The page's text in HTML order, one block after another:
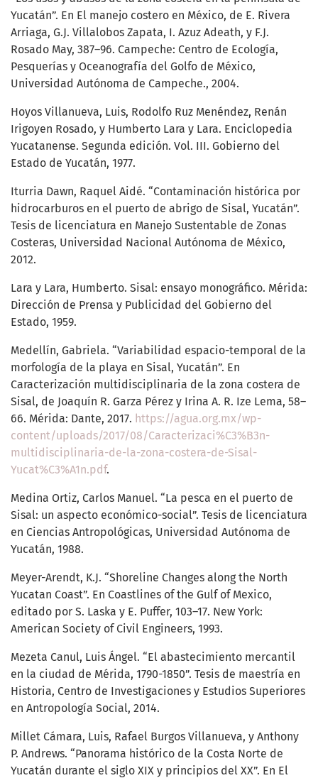
Yucatán”. En El manejo costero en México, de E. Rivera
Arriaga, G.J. Villalobos Zapata, I. Azuz Adeath, y F.J.
Rosado May, 387–96. Campeche: Centro de Ecología,
Pesquerías y Oceanografía del Golfo de México,
Universidad Autónoma de Campeche., 2004.
Hoyos Villanueva, Luis, Rodolfo Ruz Menéndez, Renán
Irigoyen Rosado, y Humberto Lara y Lara. Enciclopedia
Yucatanense. Segunda edición. Vol. III. Gobierno del
Estado de Yucatán, 1977.
Iturria Dawn, Raquel Aidé. “Contaminación histórica por
hidrocarburos en el puerto de abrigo de Sisal, Yucatán”.
Tesis de licenciatura en Manejo Sustentable de Zonas
Costeras, Universidad Nacional Autónoma de México,
2012.
Lara y Lara, Humberto. Sisal: ensayo monográfico. Mérida:
Dirección de Prensa y Publicidad del Gobierno del
Estado, 1959.
Medellín, Gabriela. “Variabilidad espacio-temporal de la
morfología de la playa en Sisal, Yucatán”. En
Caracterización multidisciplinaria de la zona costera de
Sisal, de Joaquín R. Garza Pérez y Irina A. R. Ize Lema, 58–
66. Mérida: Dante, 2017. https://agua.org.mx/wp-
content/uploads/2017/08/Caracterizaci%C3%B3n-
multidisciplinaria-de-la-zona-costera-de-Sisal-
Yucat%C3%A1n.pdf.
Medina Ortiz, Carlos Manuel. “La pesca en el puerto de
Sisal: un aspecto económico-social”. Tesis de licenciatura
en Ciencias Antropológicas, Universidad Autónoma de
Yucatán, 1988.
Meyer-Arendt, K.J. “Shoreline Changes along the North
Yucatan Coast”. En Coastlines of the Gulf of Mexico,
editado por S. Laska y E. Puffer, 103–17. New York:
American Society of Civil Engineers, 1993.
Mezeta Canul, Luis Ángel. “El abastecimiento mercantil
en la ciudad de Mérida, 1790-1850”. Tesis de maestría en
Historia, Centro de Investigaciones y Estudios Superiores
en Antropología Social, 2014.
Millet Cámara, Luis, Rafael Burgos Villanueva, y Anthony
P. Andrews. “Panorama histórico de la Costa Norte de
Yucatán durante el siglo XIX y principios del XX”. En El